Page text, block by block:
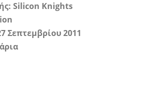
Silicon Knights
Σεπτεμβρίου 2011